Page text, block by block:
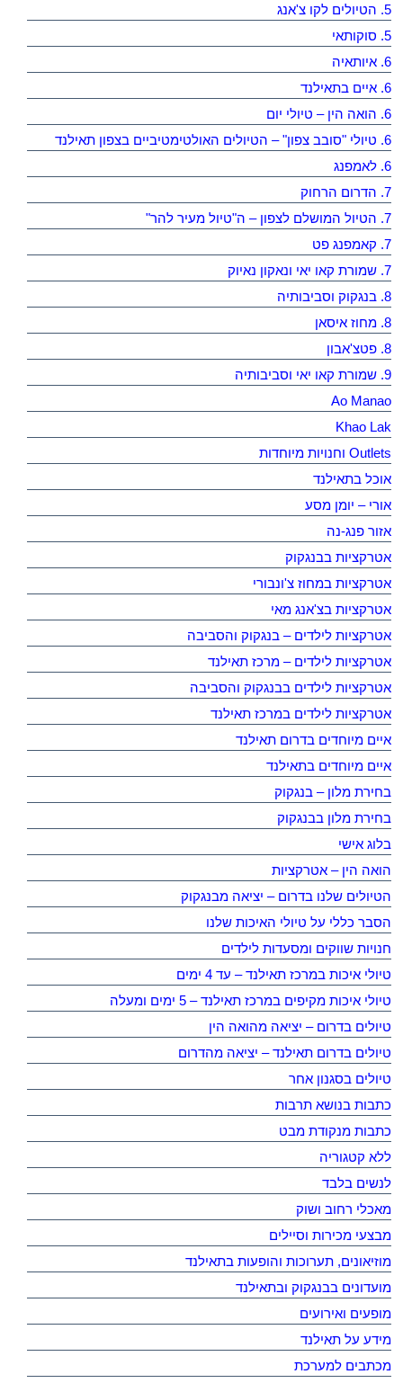
5. הטיולים לקו צ'אנג
5. סוקותאי
6. איותאיה
6. איים בתאילנד
6. הואה הין – טיולי יום
6. טיולי "סובב צפון" – הטיולים האולטימטיביים בצפון תאילנד
6. לאמפנג
7. הדרום הרחוק
7. הטיול המושלם לצפון – ה"טיול מעיר להר"
7. קאמפנג פט
7. שמורת קאו יאי ונאקון נאיוק
8. בנגקוק וסביבותיה
8. מחוז איסאן
8. פטצ'אבון
9. שמורת קאו יאי וסביבותיה
Ao Manao
Khao Lak
Outlets וחנויות מיוחדות
אוכל בתאילנד
אורי – יומן מסע
אזור פנג-נה
אטרקציות בבנגקוק
אטרקציות במחוז צ'ונבורי
אטרקציות בצ'אנג מאי
אטרקציות לילדים – בנגקוק והסביבה
אטרקציות לילדים – מרכז תאילנד
אטרקציות לילדים בבנגקוק והסביבה
אטרקציות לילדים במרכז תאילנד
איים מיוחדים בדרום תאילנד
איים מיוחדים בתאילנד
בחירת מלון – בנגקוק
בחירת מלון בבנגקוק
בלוג אישי
הואה הין – אטרקציות
הטיולים שלנו בדרום – יציאה מבנגקוק
הסבר כללי על טיולי האיכות שלנו
חנויות שווקים ומסעדות לילדים
טיולי איכות במרכז תאילנד – עד 4 ימים
טיולי איכות מקיפים במרכז תאילנד – 5 ימים ומעלה
טיולים בדרום – יציאה מהואה הין
טיולים בדרום תאילנד – יציאה מהדרום
טיולים בסגנון אחר
כתבות בנושא תרבות
כתבות מנקודת מבט
ללא קטגוריה
לנשים בלבד
מאכלי רחוב ושוק
מבצעי מכירות וסיילים
מוזיאונים, תערוכות והופעות בתאילנד
מועדונים בבנגקוק ובתאילנד
מופעים ואירועים
מידע על תאילנד
מכתבים למערכת